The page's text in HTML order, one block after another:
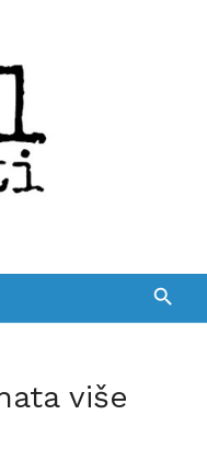
više